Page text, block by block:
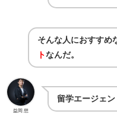
そんな人におすすめ
トなんだ。
益岡 想
留学エージェン